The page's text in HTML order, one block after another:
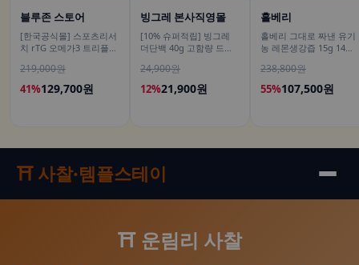
블루존 스토어
[한국공식몰] 스포츠리서
치 rTG 오메가3 트리플
태 180정, 2개
219,000원
41%129,700원
빙그레 본사직영몰
[10% 슈퍼적립] 빙그레
더단백 40g 고함량 드링
고단백 단백질음료
24,900원
12%21,900원
홀베리
홀베리 그대로 짜낸 유기
농 레몬생강즙 15g 14포,
238,800원
55%107,500원
⛩️ 사찰·템플스테이
⛩️ 운림리 사찰